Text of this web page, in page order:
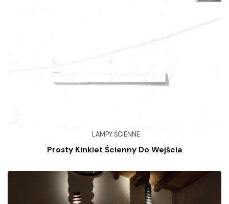
LAMPY ŚCIENNE
Prosty Kinkiet Ścienny Do Wejścia